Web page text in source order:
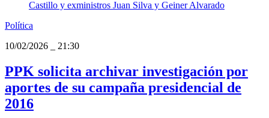
Política
10/02/2026
21:30
PPK solicita archivar investigación por
aportes de su campaña presidencial de
2016